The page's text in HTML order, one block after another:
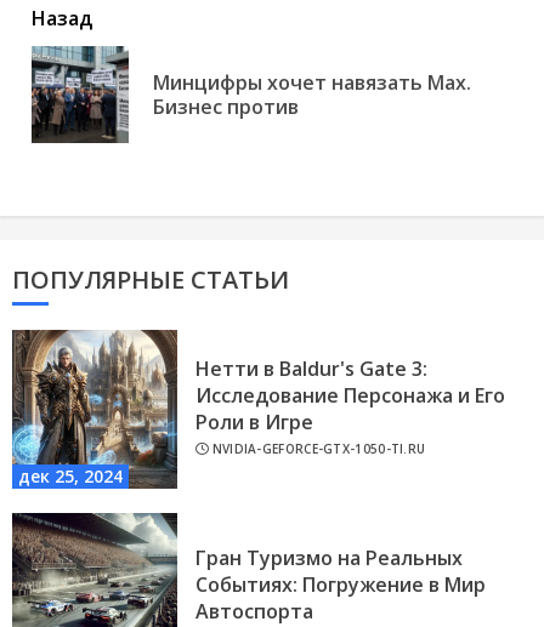
читать
еще
Назад
Минцифры хочет навязать Max.
Бизнес против
ПОПУЛЯРНЫЕ СТАТЬИ
дек 25, 2024
Нетти в Baldur's Gate 3:
Исследование Персонажа и Его
Роли в Игре
NVIDIA-GEFORCE-GTX-1050-TI.RU
Гран Туризмо на Реальных
Событиях: Погружение в Мир
Автоспорта